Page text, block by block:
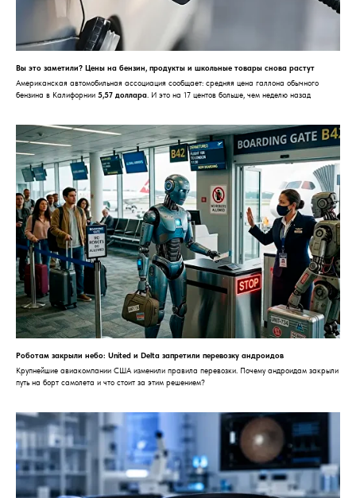
Вы это заметили? Цены на бензин, продукты и школьные товары снова растут
Американская автомобильная ассоциация сообщает: средняя цена галлона обычного
бензина в Калифорнии 5,57 доллара . И это на 17 центов больше, чем неделю назад
Роботам закрыли небо: United и Delta запретили перевозку андроидов
Крупнейшие авиакомпании США изменили правила перевозки. Почему андроидам закрыли
путь на борт самолета и что стоит за этим решением?